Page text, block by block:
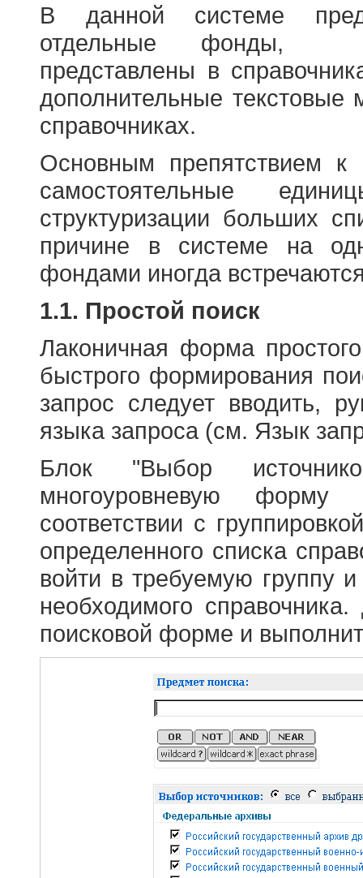
В данной системе
отдельные фонды,
представлены в
дополнительные
справочниках.
Основным препятствием
самостоятельные
структуризации больших
причине в системе на
фондами иногда
1.1. Простой поиск
Лаконичная форма
быстрого формирования
запрос следует вводить,
языка запроса (см. Язык
Блок "Выбор
многоуровневую форму
соответствии с
определенного списка
войти в требуемую группу и
необходимого
поисковой форме и